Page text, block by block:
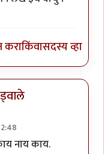
कराकिंवासदस्य व्हा
आहे माझा मिपा.
नाय काय.